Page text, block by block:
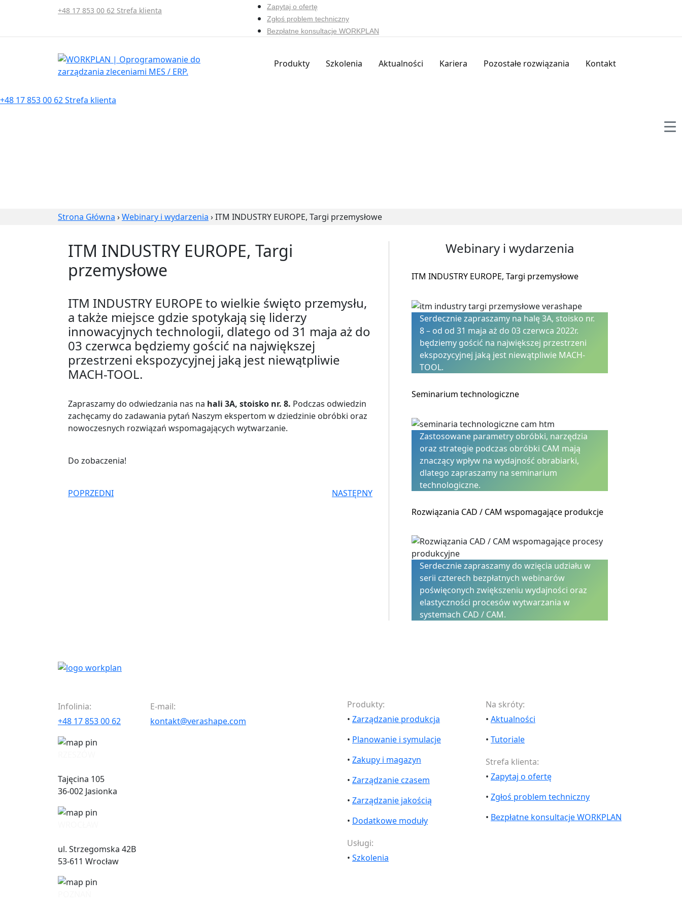
+48 17 853 00 62 Strefa klienta
Zapytaj o ofertę
Zgłoś problem techniczny
Bezpłatne konsultacje WORKPLAN
Produkty Szkolenia Aktualności Kariera Pozostałe rozwiązania Kontakt
+48 17 853 00 62Strefa klienta
Strona Główna ›Webinary i wydarzenia ›ITM INDUSTRY EUROPE, Targi przemysłowe
ITM INDUSTRY EUROPE, Targi
przemysłowe
ITM INDUSTRY EUROPE to wielkie święto przemysłu,
a także miejsce gdzie spotykają się liderzy
innowacyjnych technologii, dlatego od 31 maja aż do
03 czerwca będziemy gościć na największej
przestrzeni ekspozycyjnej jaką jest niewątpliwie
MACH-TOOL.
Zapraszamy do odwiedzania nas na hali 3A, stoisko nr. 8. Podczas odwiedzin
zachęcamy do zadawania pytań Naszym ekspertom w dziedzinie obróbki oraz
nowoczesnych rozwiązań wspomagających wytwarzanie.
Do zobaczenia!
POPRZEDNI NASTĘPNY
Webinary i wydarzenia
ITM INDUSTRY EUROPE, Targi przemysłowe
Serdecznie zapraszamy na halę 3A, stoisko nr.
8 – od od 31 maja aż do 03 czerwca 2022r.
będziemy gościć na największej przestrzeni
ekspozycyjnej jaką jest niewątpliwie MACH-
TOOL.
Seminarium technologiczne
Zastosowane parametry obróbki, narzędzia
oraz strategie podczas obróbki CAM mają
znaczący wpływ na wydajność obrabiarki,
dlatego zapraszamy na seminarium
technologiczne.
Rozwiązania CAD / CAM wspomagające produkcje
Serdecznie zapraszamy do wzięcia udziału w
serii czterech bezpłatnych webinarów
poświęconych zwiększeniu wydajności oraz
elastyczności procesów wytwarzania w
systemach CAD / CAM.
Infolinia:
+48 17 853 00 62
E-mail:
kontakt@verashape.com
Tajęcina 105
36-002 Jasionka
ul. Strzegomska 42B
53-611 Wrocław
Produkty:
• Zarządzanie produkcja
• Planowanie i symulacje
• Zakupy i magazyn
• Zarządzanie czasem
• Zarządzanie jakością
• Dodatkowe moduły
Usługi:
• Szkolenia
Na skróty:
• Aktualności
• Tutoriale
Strefa klienta:
• Zapytaj o ofertę
• Zgłoś problem techniczny
• Bezpłatne konsultacje WORKPLAN